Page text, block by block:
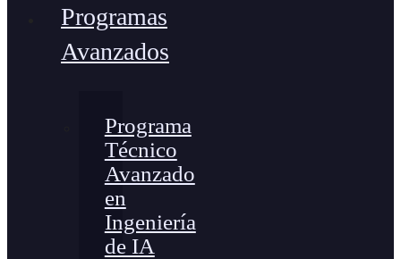
Programas
Avanzados
Programa
Técnico
Avanzado
en
Ingeniería
de IA